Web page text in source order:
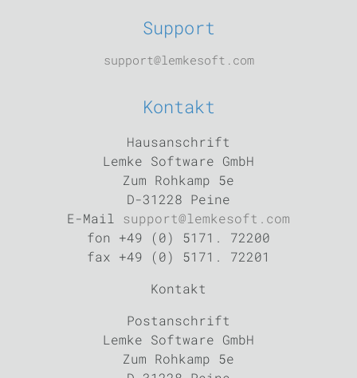
Support
support@lemkesoft.com
Kontakt
Hausanschrift
Lemke Software GmbH
Zum Rohkamp 5e
D-31228 Peine
E-Mail support@lemkesoft.com
fon +49 (0) 5171. 72200
fax +49 (0) 5171. 72201
Kontakt
Postanschrift
Lemke Software GmbH
Zum Rohkamp 5e